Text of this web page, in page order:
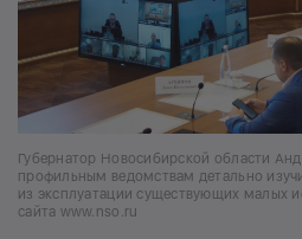
Губернатор Новосибирской области
профильным ведомствам детально
из эксплуатации существующих малых
сайта www.nso.ru